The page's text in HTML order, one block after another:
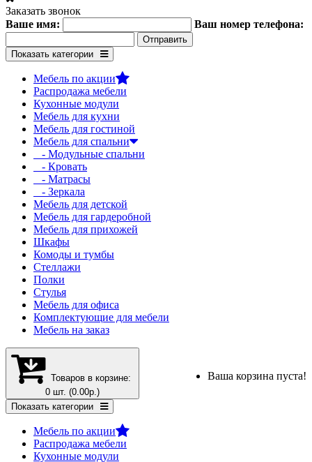
Заказать звонок
Ваше имя:
Ваш номер телефона:
Показать категории
Мебель по акции
Распродажа мебели
Кухонные модули
Мебель для кухни
Мебель для гостиной
Мебель для спальни
- Модульные спальни
- Кровать
- Матрасы
- Зеркала
Мебель для детской
Мебель для гардеробной
Мебель для прихожей
Шкафы
Комоды и тумбы
Стеллажи
Полки
Стулья
Мебель для офиса
Комплектующие для мебели
Мебель на заказ
Товаров в корзине:
0 шт. (0.00р.)
Ваша корзина пуста!
Показать категории
Мебель по акции
Распродажа мебели
Кухонные модули